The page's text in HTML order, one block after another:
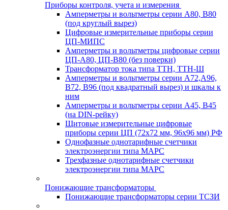
Приборы контроля, учета и измерения
Амперметры и вольтметры серии А80, В80
(под круглый вырез)
Цифровые измерительные приборы серии
ЦП-МИПС
Амперметры и вольтметры цифровые серии
ЦП-А80, ЦП-В80 (без поверки)
Трансформатор тока типа ТТН, ТТН-Ш
Амперметры и вольтметры серии А72,А96,
В72, В96 (под квадратный вырез) и шкалы к
ним
Амперметры и вольтметры серии А45, В45
(на DIN-рейку)
Щитовые измерительные цифровые
приборы серии ЦП (72х72 мм, 96х96 мм) РФ
Однофазные однотарифные счетчики
электроэнергии типа МАРС
Трехфазные однотарифные счетчики
электроэнергии типа МАРС
Понижающие трансформаторы
Понижающие трансформаторы серии ТСЗИ